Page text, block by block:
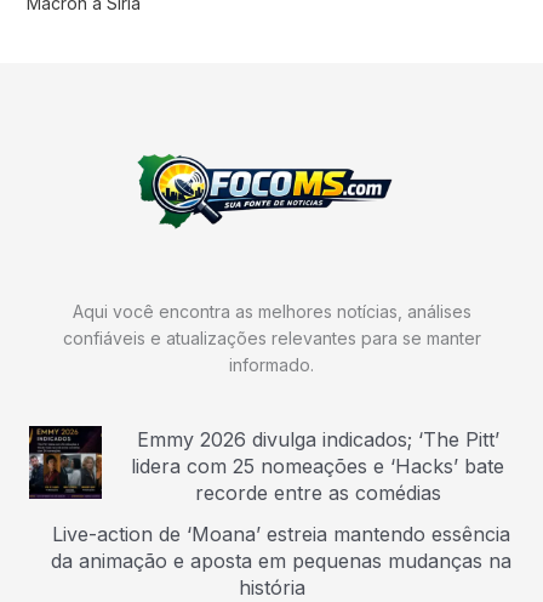
Aqui você encontra as melhores notícias, análises
confiáveis e atualizações relevantes para se manter
informado.
Emmy 2026 divulga indicados; ‘The Pitt’
lidera com 25 nomeações e ‘Hacks’ bate
recorde entre as comédias
Live-action de ‘Moana’ estreia mantendo essência
da animação e aposta em pequenas mudanças na
história